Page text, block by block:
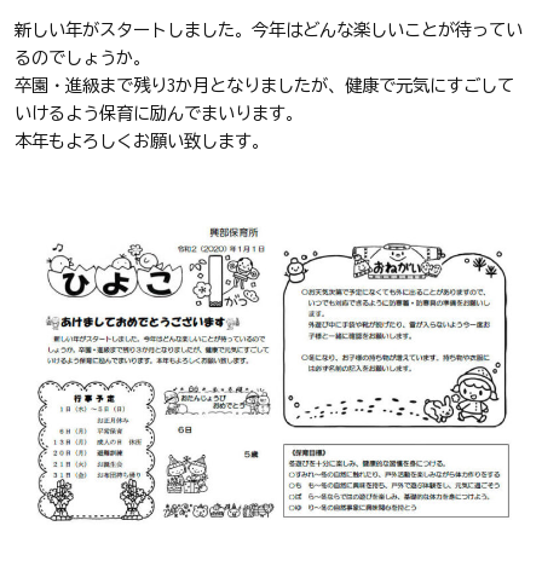
新しい年がスタートしました。今年はどんな楽しいことが待ってい
るのでしょうか。
卒園・進級まで残り3か月となりましたが、健康で元気にすごして
いけるよう保育に励んでまいります。
本年もよろしくお願い致します。